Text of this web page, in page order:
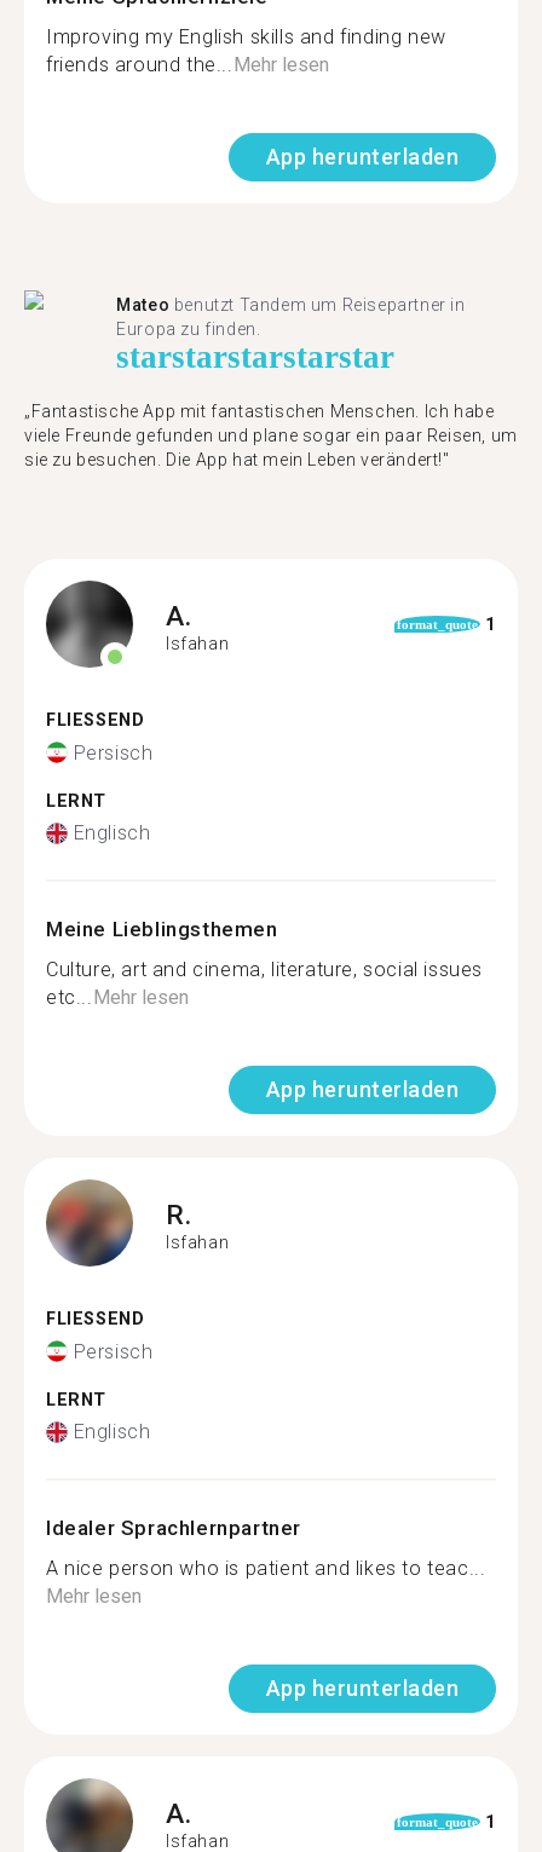
Improving my English skills and finding new
friends around the...Mehr lesen
App herunterladen
Mateo benutzt Tandem um Reisepartner in
Europa zu finden.
starstarstarstarstar
„Fantastische App mit fantastischen Menschen. Ich habe
viele Freunde gefunden und plane sogar ein paar Reisen, um
sie zu besuchen. Die App hat mein Leben verändert!"
A.
Isfahan
format_quote 1
FLIESSEND
Persisch
LERNT
Englisch
Meine Lieblingsthemen
Culture, art and cinema, literature, social issues
etc...Mehr lesen
App herunterladen
R.
Isfahan
FLIESSEND
Persisch
LERNT
Englisch
Idealer Sprachlernpartner
A nice person who is patient and likes to teac...
Mehr lesen
App herunterladen
A.
Isfahan
format_quote 1